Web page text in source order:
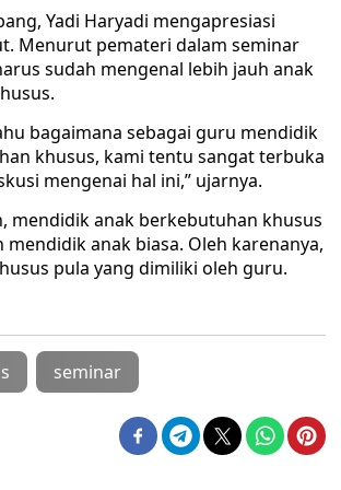
Yadi Haryadi mengapresiasi
Menurut pemateri dalam seminar
sudah mengenal lebih jauh anak
bagaimana sebagai guru mendidik
khusus, kami tentu sangat terbuka
mengenai hal ini,” ujarnya.
mendidik anak berkebutuhan khusus
mendidik anak biasa. Oleh karenanya,
pula yang dimiliki oleh guru.
seminar